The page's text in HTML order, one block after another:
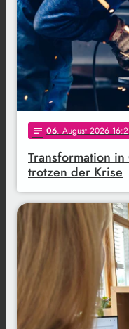
notes 06. August 2026
Transformation
trotzen der Krise